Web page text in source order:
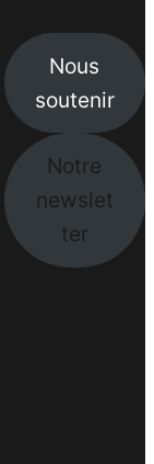
Nous
soutenir
Notre
newslet
ter